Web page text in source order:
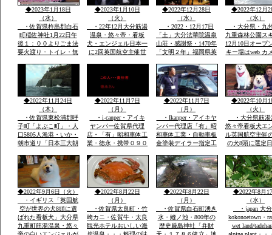
専用広場・名物天空の
花火
身・焼き物・おいしか
つた
れました
◆2023年1月18日
（水）
・佐賀県杵島郡白石
町稲佐神社1月22日午
後１：００よりごま法
要火渡り・トイレ・無
大分県九重森林公園ス
キー場・日本一夢大吊
橋・ラムサール湿原坊
がつる・九州最高所天
然温泉法華院
◆2023年1月10日
（火）
・22年12月大分筋湯
温泉・悠々帝・看板
犬・エンジェル日本一
に2回英国航空主催世
ｓ://chinanews.jp・中
国経済新聞web版日本
載
◆2022年12月28日
（水）
・2022・12月17日
「土」大分法華院温泉
山荘・感謝祭・1470年
「文明２年」福岡県英
「現」弘蔵岳久・自然
を守り・九州最高所天
然温泉・場内には観音
堂も・国立公園ラムサ
ール湿原内
◆2022年12月
（水）
・大分県・九
九重森林公園ス
12月10日オープ
キー場はweb カ
岡市からスキー
バスＯＫ・JR
豊後森駅前・高
インターバス停
す
◆2022年11月24日
（木）
・佐賀県東松浦郡呼
子町「よぶこ町」・人
口5805人漁港・いか・
朝市道リ「日本三大朝
よ映画寅次郎子守歌撮
影場所・綱引き・近く
に名護屋城・豊臣秀
吉・１００名城選定・
柱状節理玄武岩
◆2022年11月7日
（月）
・i-canper・アイキ
ヤンパー佐賀県代理
店・「有」昭和車体工
業・徳永・携帯０９０
８・展示場に軽・普・
大型車にキヤンパー商
品実装展示アルミハシ
ゴで登り見て・広さ寝
てみてOK
◆2022年11月7日
（月）
・Ikanper・アイキヤ
ンパー代理店「有」昭
和車体工業・自動車板
金塗装デイラー指定工
普・大型車実車・テン
ト実商品大展示展示場
有・説明等あれば?携
帯090-2086-2858・徳
永
◆2022年10月
（火）
・大分県筋湯
悠々帝看板犬エ
ル英国航空主催
の犬8頭に選定
選定・日本政府
ロンドン事務所
で通知・日本語
世界の8頭が大
誕生です
◆2022年9月6日（火）
・イギリス「英国航
空が世界の犬8頭に選
ばれた看板犬」大分県
九重町筋湯温泉・悠々
◆2022年8月22日
（月）
・佐賀県太良町・竹
崎カニ・佐賀牛・太良
観光ホテルおいしい海
◆2022年8月22日
（月）
・佐賀県白石町湧き
水・縫ノ池・800年の
歴史厳島神社「弁財
◆2022年8月
（水）
・japan 大
kokonoetown・
wet land/